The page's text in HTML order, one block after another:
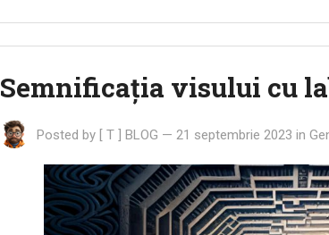
Semnificația visului cu
Posted by [ T ] BLOG — 21 septembrie 2023 in